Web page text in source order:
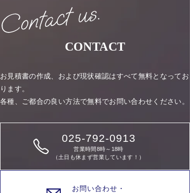
CONTACT
お見積書の作成、および現状確認はすべて無料となってお
ります。
各種、ご都合の良い方法で無料でお問い合わせください。
025-792-0913
営業時間8時～18時
（土日も休まず営業しています！）
お問い合わせ・